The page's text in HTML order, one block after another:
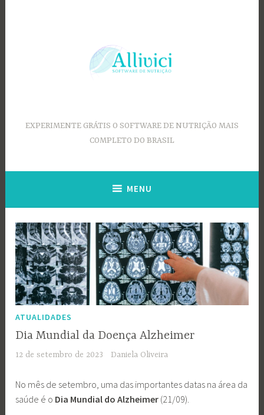
EXPERIMENTE GRÁTIS O SOFTWARE DE NUTRIÇÃO MAIS
COMPLETO DO BRASIL
MENU
ATUALIDADES
Dia Mundial da Doença Alzheimer
12 de setembro de 2023 Daniela Oliveira
No mês de setembro, uma das importantes datas na área da
saúde é o Dia Mundial do Alzheimer (21/09).